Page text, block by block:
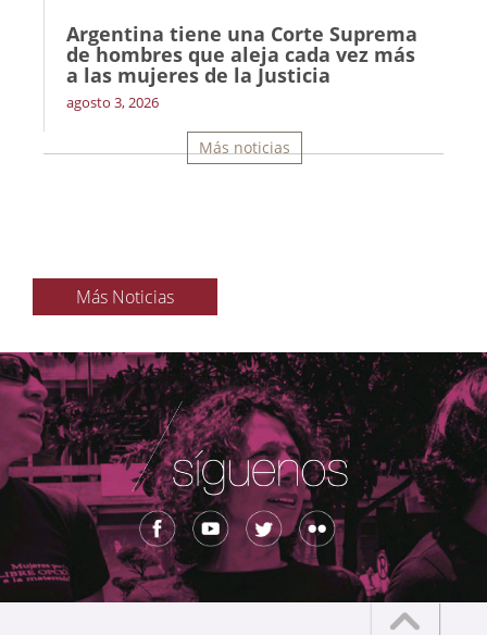
Argentina tiene una Corte Suprema
de hombres que aleja cada vez más
a las mujeres de la Justicia
agosto 3, 2026
Más noticias
Más Noticias